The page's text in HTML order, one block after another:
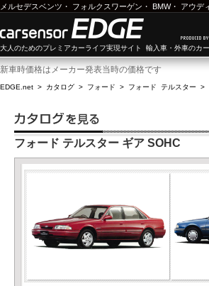
メルセデスベンツ ・ フォルクスワーゲン ・ BMW・ アウデ
大人のためのプレミアカーライフ実現サイト 輸入車・外車のカ
新車時価格はメーカー発表当時の価格です
EDGE.net > カタログ > フォード > フォード テルスター >
フォード テルスター ギア SOHC